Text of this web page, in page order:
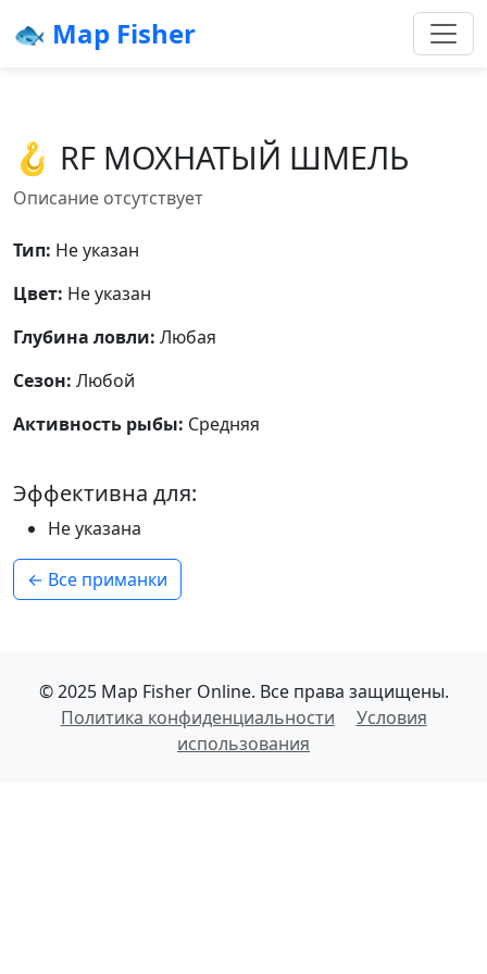
🐟 Map Fisher
🪝 RF МОХНАТЫЙ ШМЕЛЬ
Описание отсутствует
Тип: Не указан
Цвет: Не указан
Глубина ловли: Любая
Сезон: Любой
Активность рыбы: Средняя
Эффективна для:
Не указана
← Все приманки
© 2025 Map Fisher Online. Все права защищены.
Политика конфиденциальности
Условия
использования